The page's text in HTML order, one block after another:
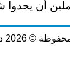
أن
دبي للإعلام